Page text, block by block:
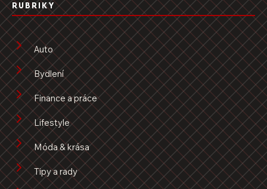
RUBRIKY
Auto
Bydlení
Finance a práce
Lifestyle
Móda & krása
Tipy a rady